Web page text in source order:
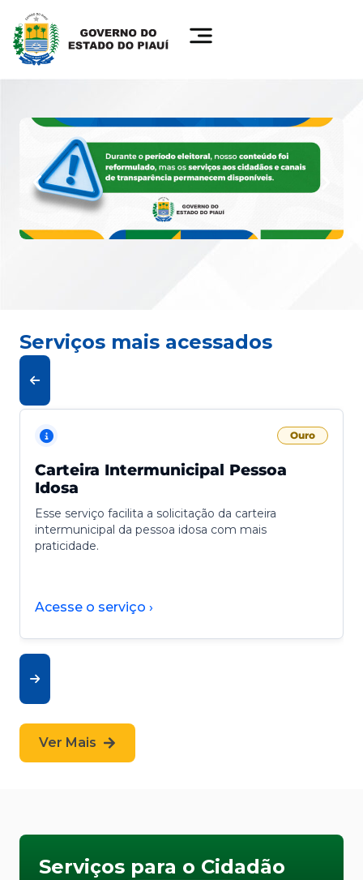
Serviços mais acessados
Ouro
Carteira Intermunicipal Pessoa
Idosa
Esse serviço facilita a solicitação da carteira
intermunicipal da pessoa idosa com mais
praticidade.
Acesse o serviço ›
Ver Mais
Serviços para o Cidadão